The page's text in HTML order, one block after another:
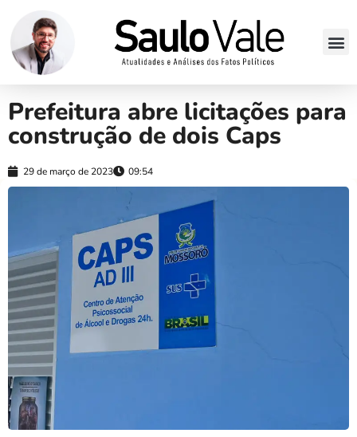
Prefeitura abre licitações para
construção de dois Caps
29 de março de 2023 09:54